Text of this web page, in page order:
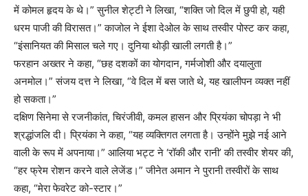
में कोमल हृदय के थे।” सुनील शेट्टी ने लिखा, “शक्ति जो दिल में छुपी हो, यही
धरम पाजी की विरासत।” काजोल ने ईशा देओल के साथ तस्वीर पोस्ट कर कहा,
“इंसानियत की मिसाल चले गए। दुनिया थोड़ी खाली लगती है।”
फरहान अख्तर ने कहा, “छह दशकों का योगदान, गर्मजोशी और दयालुता
अनमोल।” संजय दत्त ने लिखा, “वे दिल में बस जाते थे, यह खालीपन व्यक्त नहीं
हो सकता।”
दक्षिण सिनेमा से रजनीकांत, चिरंजीवी, कमल हासन और प्रियंका चोपड़ा ने भी
श्रद्धांजलि दी। प्रियंका ने कहा, “यह व्यक्तिगत लगता है। उन्होंने मुझे नई आने
वाली के रूप में अपनाया।” आलिया भट्ट ने ‘रॉकी और रानी’ की तस्वीर शेयर की,
“हर फ्रेम रोशन करने वाले लेजेंड।” जीनेत अमान ने पुरानी तस्वीरों के साथ
कहा, “मेरा फेवरेट को-स्टार।”